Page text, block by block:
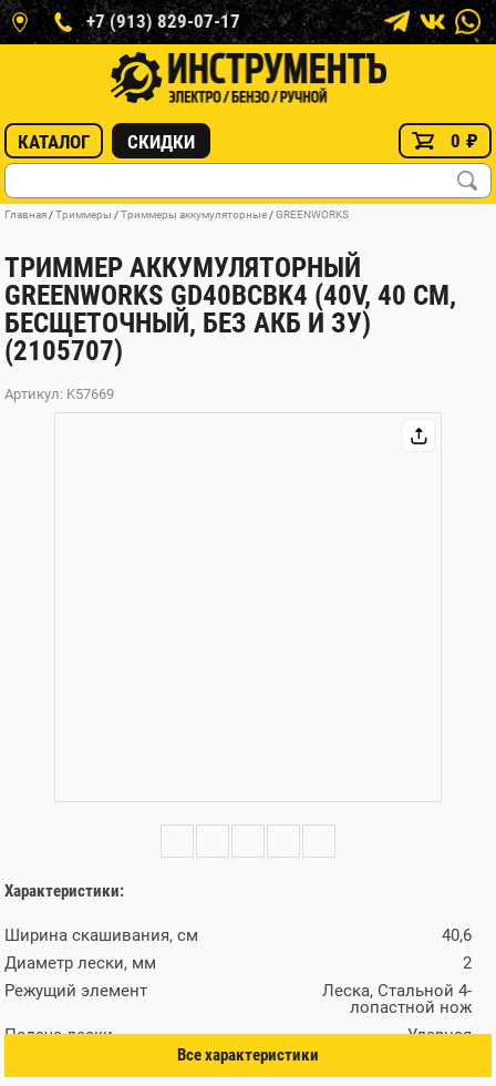
+7 (913) 829-07-17
КАТАЛОГ СКИДКИ 0 ₽
Главная /Триммеры /Триммеры аккумуляторные /GREENWORKS
ТРИММЕР АККУМУЛЯТОРНЫЙ
GREENWORKS GD40BCBK4 (40V, 40 СМ,
БЕСЩЕТОЧНЫЙ, БЕЗ АКБ И ЗУ)
(2105707)
Артикул: K57669
Характеристики:
Ширина скашивания, см
40,6
Диаметр лески, мм
2
Режущий элемент
Леска, Стальной 4-
лопастной нож
Подача лески
Ударная
Все характеристики